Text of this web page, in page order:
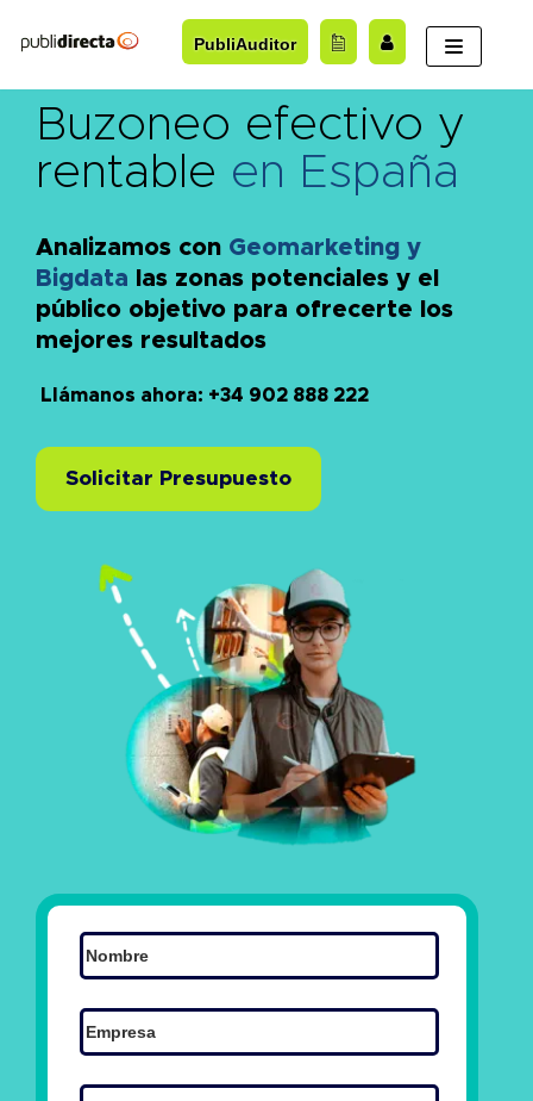
al
PubliAuditor
Buzoneo efectivo y
rentable en España
Analizamos con Geomarketing y
Bigdata las zonas potenciales y el
público objetivo para ofrecerte los
mejores resultados
Llámanos ahora: +34 902 888 222
Solicitar Presupuesto